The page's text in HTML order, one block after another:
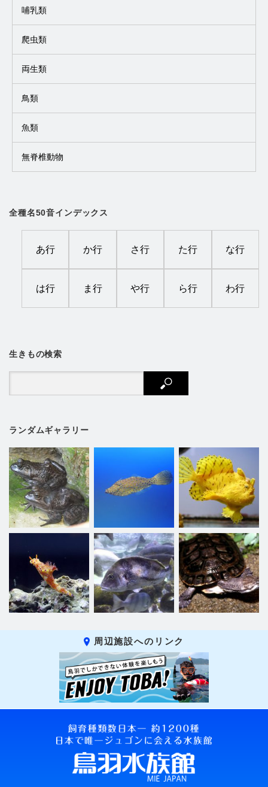
哺乳類
爬虫類
両生類
鳥類
魚類
無脊椎動物
全種名50音インデックス
あ行 か行 さ行 た行 な行
は行 ま行 や行 ら行 わ行
生きもの検索
ランダムギャラリー
周辺施設へのリンク